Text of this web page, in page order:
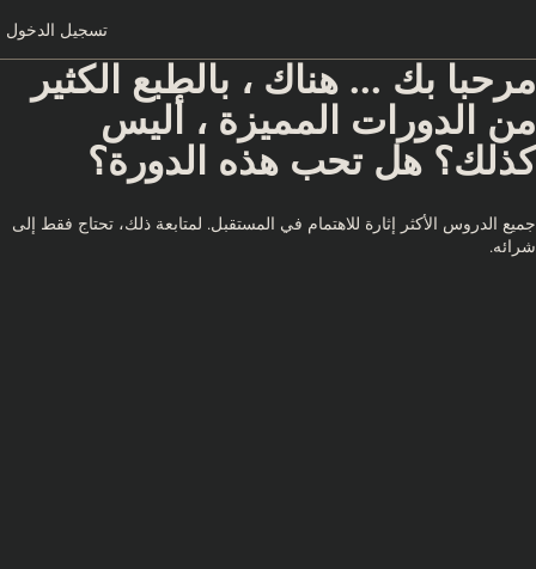
تسجيل الدخول
مرحبا بك ... هناك ، بالطبع الكثير
من الدورات المميزة ، أليس
كذلك؟ هل تحب هذه الدورة؟
جميع الدروس الأكثر إثارة للاهتمام في المستقبل. لمتابعة ذلك، تحتاج فقط إلى
شرائه.